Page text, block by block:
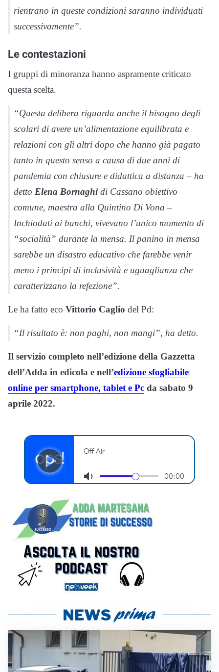
rientrano in queste condizioni saranno individuati
successivamente”.
Le contestazioni
I gruppi di minoranza hanno aspramente criticato
questa scelta.
“Questa delibera riguarda anche il bisogno degli
scolari di avere un’alimentazione equilibrata e
relazioni con gli altri dopo che hanno già pagato
tanto in questo senso a causa di due anni di
pandemia con chiusure e didattica a distanza – ha
detto Elena Bornaghidi Cassano obiettivo
comune, maestra alla Quintino Di Vona –
Inchiodati ai banchi, vivevano l’unico momento di
“socialità” durante la mensa. Il panino in mensa
sarebbe un disastro educativo che farebbe venir
meno i principi di inclusività e uguaglianza che
caratterizzano la refezione”.
Le ha fatto eco Vittorio Caglio del Pd:
“Il risultato è: non paghi, non mangi”, ha detto.
Il servizio completo nell’edizione della Gazzetta
dell’Adda in edicola e nell’edizione sfogliabile
online per smartphone, tablet e Pc da sabato 9
aprile 2022.